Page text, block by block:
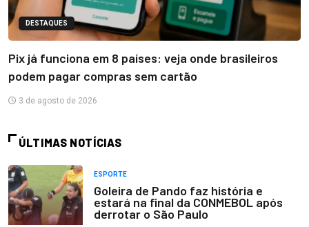
DESTAQUES
Pix já funciona em 8 países: veja onde brasileiros
podem pagar compras sem cartão
3 de agosto de 2026
ÚLTIMAS NOTÍCIAS
ESPORTE
Goleira de Pando faz história e
estará na final da CONMEBOL após
derrotar o São Paulo